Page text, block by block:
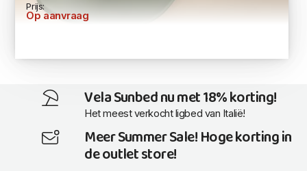
Prijs:
Op aanvraag
Vela Sunbed nu met 18% korting!
Het meest verkocht ligbed van Italië!
Meer Summer Sale! Hoge korting in
de outlet store!